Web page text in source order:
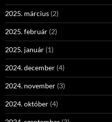
2025. március (2)
2025. február (2)
2025. január (1)
2024. december (4)
2024. november (3)
2024. október (4)